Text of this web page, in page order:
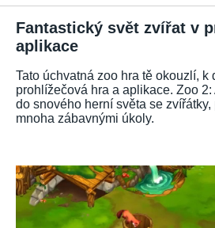
NOVINKY
NÁHLEDY HER
ČKO
Fantastický svět zvířat v
aplikace
Tato úchvatná zoo hra tě okouzlí, k
prohlížečová hra a aplikace. Zoo
do snového herní světa se
mnoha zábavnými úkoly.